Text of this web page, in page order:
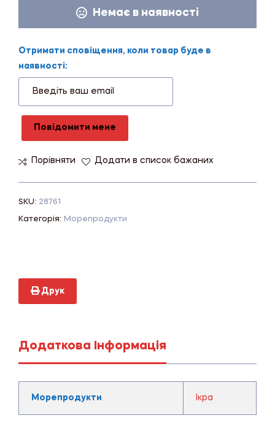
Немає в наявності
Отримати сповіщення, коли товар буде в
наявності:
Повідомити мене
Порівняти Додати в список бажаних
SKU: 28761
Категорія: Морепродукти
Друк
Додаткова Інформація
Морепродукти Ікра